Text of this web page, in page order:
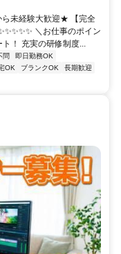
未経験大歓迎★ 【完全
＼お仕事のポイン
ト！ 充実の研修制度...
問
即日勤務OK
OK ブランクOK
長期歓迎